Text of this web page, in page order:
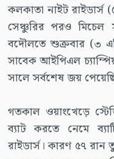
কলকাতা নাইট
সেঞ্চুরির পরও মিচেল
বদৌলতে শুক্রবার (৩
সাবেক আইপিএল
সালে সর্বশেষ জয়
গতকাল ওয়াংখেড়ে
ব্যাট করতে নেমে
রাইডার্স। কারণ ৫৭